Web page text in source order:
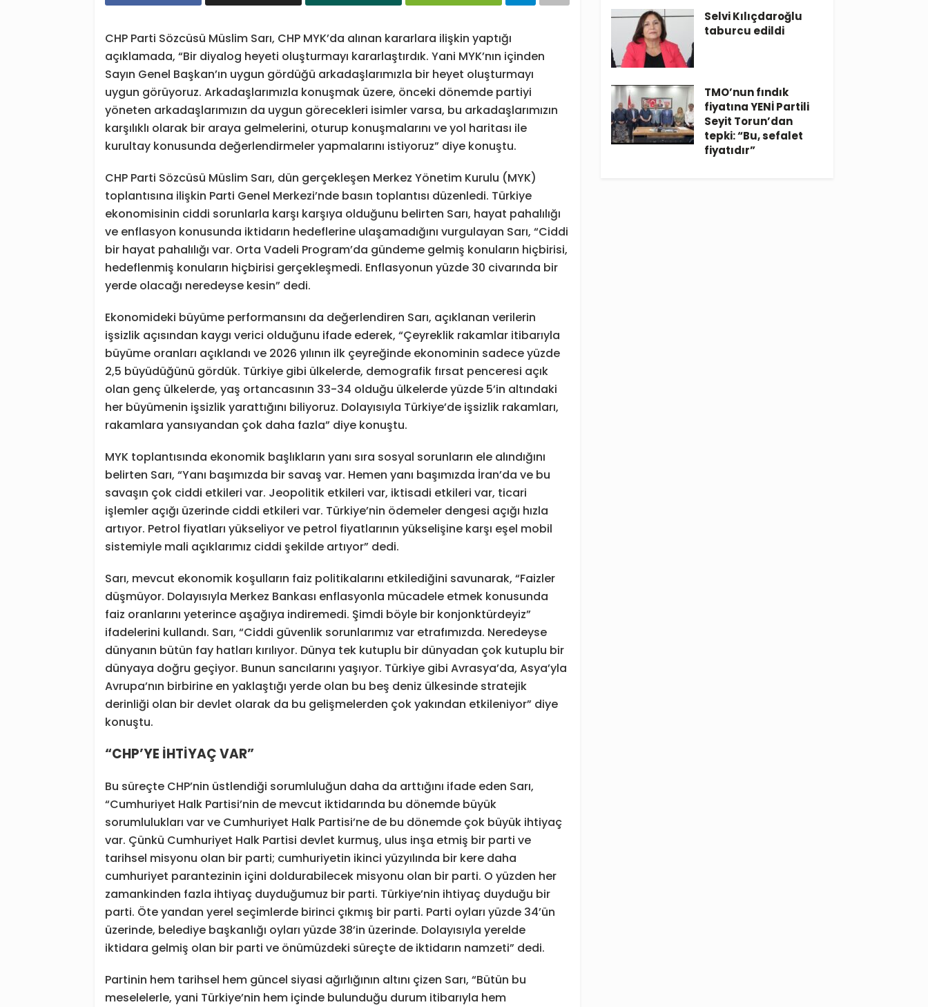
CHP Parti Sözcüsü Müslim Sarı, CHP MYK’da alınan kararlara ilişkin yaptığı
açıklamada, “Bir diyalog heyeti oluşturmayı kararlaştırdık. Yani MYK’nın içinden
Sayın Genel Başkan’ın uygun gördüğü arkadaşlarımızla bir heyet oluşturmayı
uygun görüyoruz. Arkadaşlarımızla konuşmak üzere, önceki dönemde partiyi
yöneten arkadaşlarımızın da uygun görecekleri isimler varsa, bu arkadaşlarımızın
karşılıklı olarak bir araya gelmelerini, oturup konuşmalarını ve yol haritası ile
kurultay konusunda değerlendirmeler yapmalarını istiyoruz” diye konuştu.
CHP Parti Sözcüsü Müslim Sarı, dün gerçekleşen Merkez Yönetim Kurulu (MYK)
toplantısına ilişkin Parti Genel Merkezi’nde basın toplantısı düzenledi. Türkiye
ekonomisinin ciddi sorunlarla karşı karşıya olduğunu belirten Sarı, hayat pahalılığı
ve enflasyon konusunda iktidarın hedeflerine ulaşamadığını vurgulayan Sarı, “Ciddi
bir hayat pahalılığı var. Orta Vadeli Program’da gündeme gelmiş konuların hiçbirisi,
hedeflenmiş konuların hiçbirisi gerçekleşmedi. Enflasyonun yüzde 30 civarında bir
yerde olacağı neredeyse kesin” dedi.
Ekonomideki büyüme performansını da değerlendiren Sarı, açıklanan verilerin
işsizlik açısından kaygı verici olduğunu ifade ederek, “Çeyreklik rakamlar itibarıyla
büyüme oranları açıklandı ve 2026 yılının ilk çeyreğinde ekonominin sadece yüzde
2,5 büyüdüğünü gördük. Türkiye gibi ülkelerde, demografik fırsat penceresi açık
olan genç ülkelerde, yaş ortancasının 33-34 olduğu ülkelerde yüzde 5’in altındaki
her büyümenin işsizlik yarattığını biliyoruz. Dolayısıyla Türkiye’de işsizlik rakamları,
rakamlara yansıyandan çok daha fazla” diye konuştu.
MYK toplantısında ekonomik başlıkların yanı sıra sosyal sorunların ele alındığını
belirten Sarı, “Yanı başımızda bir savaş var. Hemen yanı başımızda İran’da ve bu
savaşın çok ciddi etkileri var. Jeopolitik etkileri var, iktisadi etkileri var, ticari
işlemler açığı üzerinde ciddi etkileri var. Türkiye’nin ödemeler dengesi açığı hızla
artıyor. Petrol fiyatları yükseliyor ve petrol fiyatlarının yükselişine karşı eşel mobil
sistemiyle mali açıklarımız ciddi şekilde artıyor” dedi.
Sarı, mevcut ekonomik koşulların faiz politikalarını etkilediğini savunarak, “Faizler
düşmüyor. Dolayısıyla Merkez Bankası enflasyonla mücadele etmek konusunda
faiz oranlarını yeterince aşağıya indiremedi. Şimdi böyle bir konjonktürdeyiz”
ifadelerini kullandı. Sarı, “Ciddi güvenlik sorunlarımız var etrafımızda. Neredeyse
dünyanın bütün fay hatları kırılıyor. Dünya tek kutuplu bir dünyadan çok kutuplu bir
dünyaya doğru geçiyor. Bunun sancılarını yaşıyor. Türkiye gibi Avrasya’da, Asya’yla
Avrupa’nın birbirine en yaklaştığı yerde olan bu beş deniz ülkesinde stratejik
derinliği olan bir devlet olarak da bu gelişmelerden çok yakından etkileniyor” diye
konuştu.
“CHP’YE İHTİYAÇ VAR”
Bu süreçte CHP’nin üstlendiği sorumluluğun daha da arttığını ifade eden Sarı,
“Cumhuriyet Halk Partisi’nin de mevcut iktidarında bu dönemde büyük
sorumlulukları var ve Cumhuriyet Halk Partisi’ne de bu dönemde çok büyük ihtiyaç
var. Çünkü Cumhuriyet Halk Partisi devlet kurmuş, ulus inşa etmiş bir parti ve
tarihsel misyonu olan bir parti; cumhuriyetin ikinci yüzyılında bir kere daha
cumhuriyet parantezinin içini doldurabilecek misyonu olan bir parti. O yüzden her
zamankinden fazla ihtiyaç duyduğumuz bir parti. Türkiye’nin ihtiyaç duyduğu bir
parti. Öte yandan yerel seçimlerde birinci çıkmış bir parti. Parti oyları yüzde 34’ün
üzerinde, belediye başkanlığı oyları yüzde 38’in üzerinde. Dolayısıyla yerelde
iktidara gelmiş olan bir parti ve önümüzdeki süreçte de iktidarın namzeti” dedi.
Partinin hem tarihsel hem güncel siyasi ağırlığının altını çizen Sarı, “Bütün bu
meselelerle, yani Türkiye’nin hem içinde bulunduğu durum itibarıyla hem
Selvi Kılıçdaroğlu
taburcu edildi
TMO’nun fındık
fiyatına YENİ Partili
Seyit Torun’dan
tepki: “Bu, sefalet
fiyatıdır”